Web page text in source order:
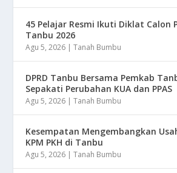
45 Pelajar Resmi Ikuti Diklat Calon
Tanbu 2026
Agu 5, 2026 |Tanah Bumbu
DPRD Tanbu Bersama Pemkab
Sepakati Perubahan KUA dan PPAS
Agu 5, 2026 |Tanah Bumbu
Kesempatan Mengembangkan
KPM PKH di Tanbu
Agu 5, 2026 |Tanah Bumbu